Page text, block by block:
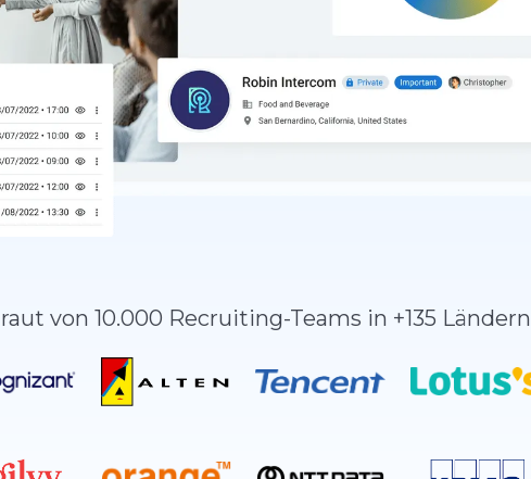
von 10.000 Recruiting-Teams in +135 Ländern